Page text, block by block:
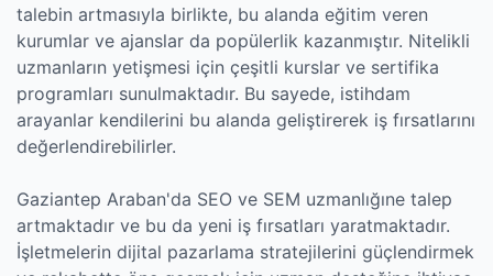
talebin artmasıyla birlikte, bu alanda eğitim veren
kurumlar ve ajanslar da popülerlik kazanmıştır. Nitelikli
uzmanların yetişmesi için çeşitli kurslar ve sertifika
programları sunulmaktadır. Bu sayede, istihdam
arayanlar kendilerini bu alanda geliştirerek iş fırsatlarını
değerlendirebilirler.
Gaziantep Araban'da SEO ve SEM uzmanlığıne talep
artmaktadır ve bu da yeni iş fırsatları yaratmaktadır.
İşletmelerin dijital pazarlama stratejilerini güçlendirmek